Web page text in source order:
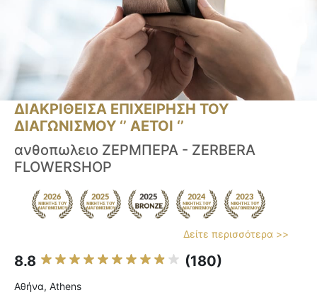
ΔΙΑΚΡΙΘΕΙΣΑ ΕΠΙΧΕΙΡΗΣΗ ΤΟΥ
ΔΙΑΓΩΝΙΣΜΟΥ ‘’ ΑΕΤΟΙ ‘’
ανθοπωλειο ΖΕΡΜΠΕΡΑ - ZERBERA
FLOWERSHOP
Δείτε περισσότερα >>
8.8 (180)
Αθήνα, Athens